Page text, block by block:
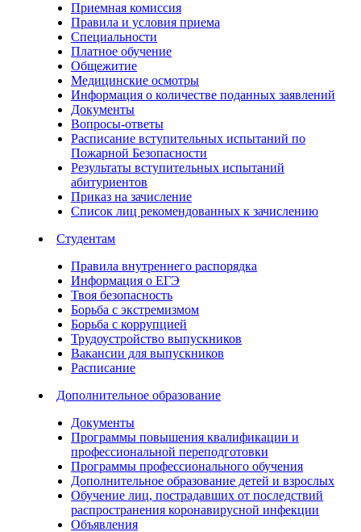
Приемная комиссия
Правила и условия приема
Специальности
Платное обучение
Общежитие
Медицинские осмотры
Информация о количестве поданных заявлений
Документы
Вопросы-ответы
Расписание вступительных испытаний по
Пожарной Безопасности
Результаты вступительных испытаний
абитуриентов
Приказ на зачисление
Список лиц рекомендованных к зачислению
Студентам
Правила внутреннего распорядка
Информация о ЕГЭ
Твоя безопасность
Борьба с экстремизмом
Борьба с коррупцией
Трудоустройство выпускников
Вакансии для выпускников
Расписание
Дополнительное образование
Документы
Программы повышения квалификации и
профессиональной переподготовки
Программы профессионального обучения
Дополнительное образование детей и взрослых
Обучение лиц, пострадавших от последствий
распространения коронавирусной инфекции
Объявления